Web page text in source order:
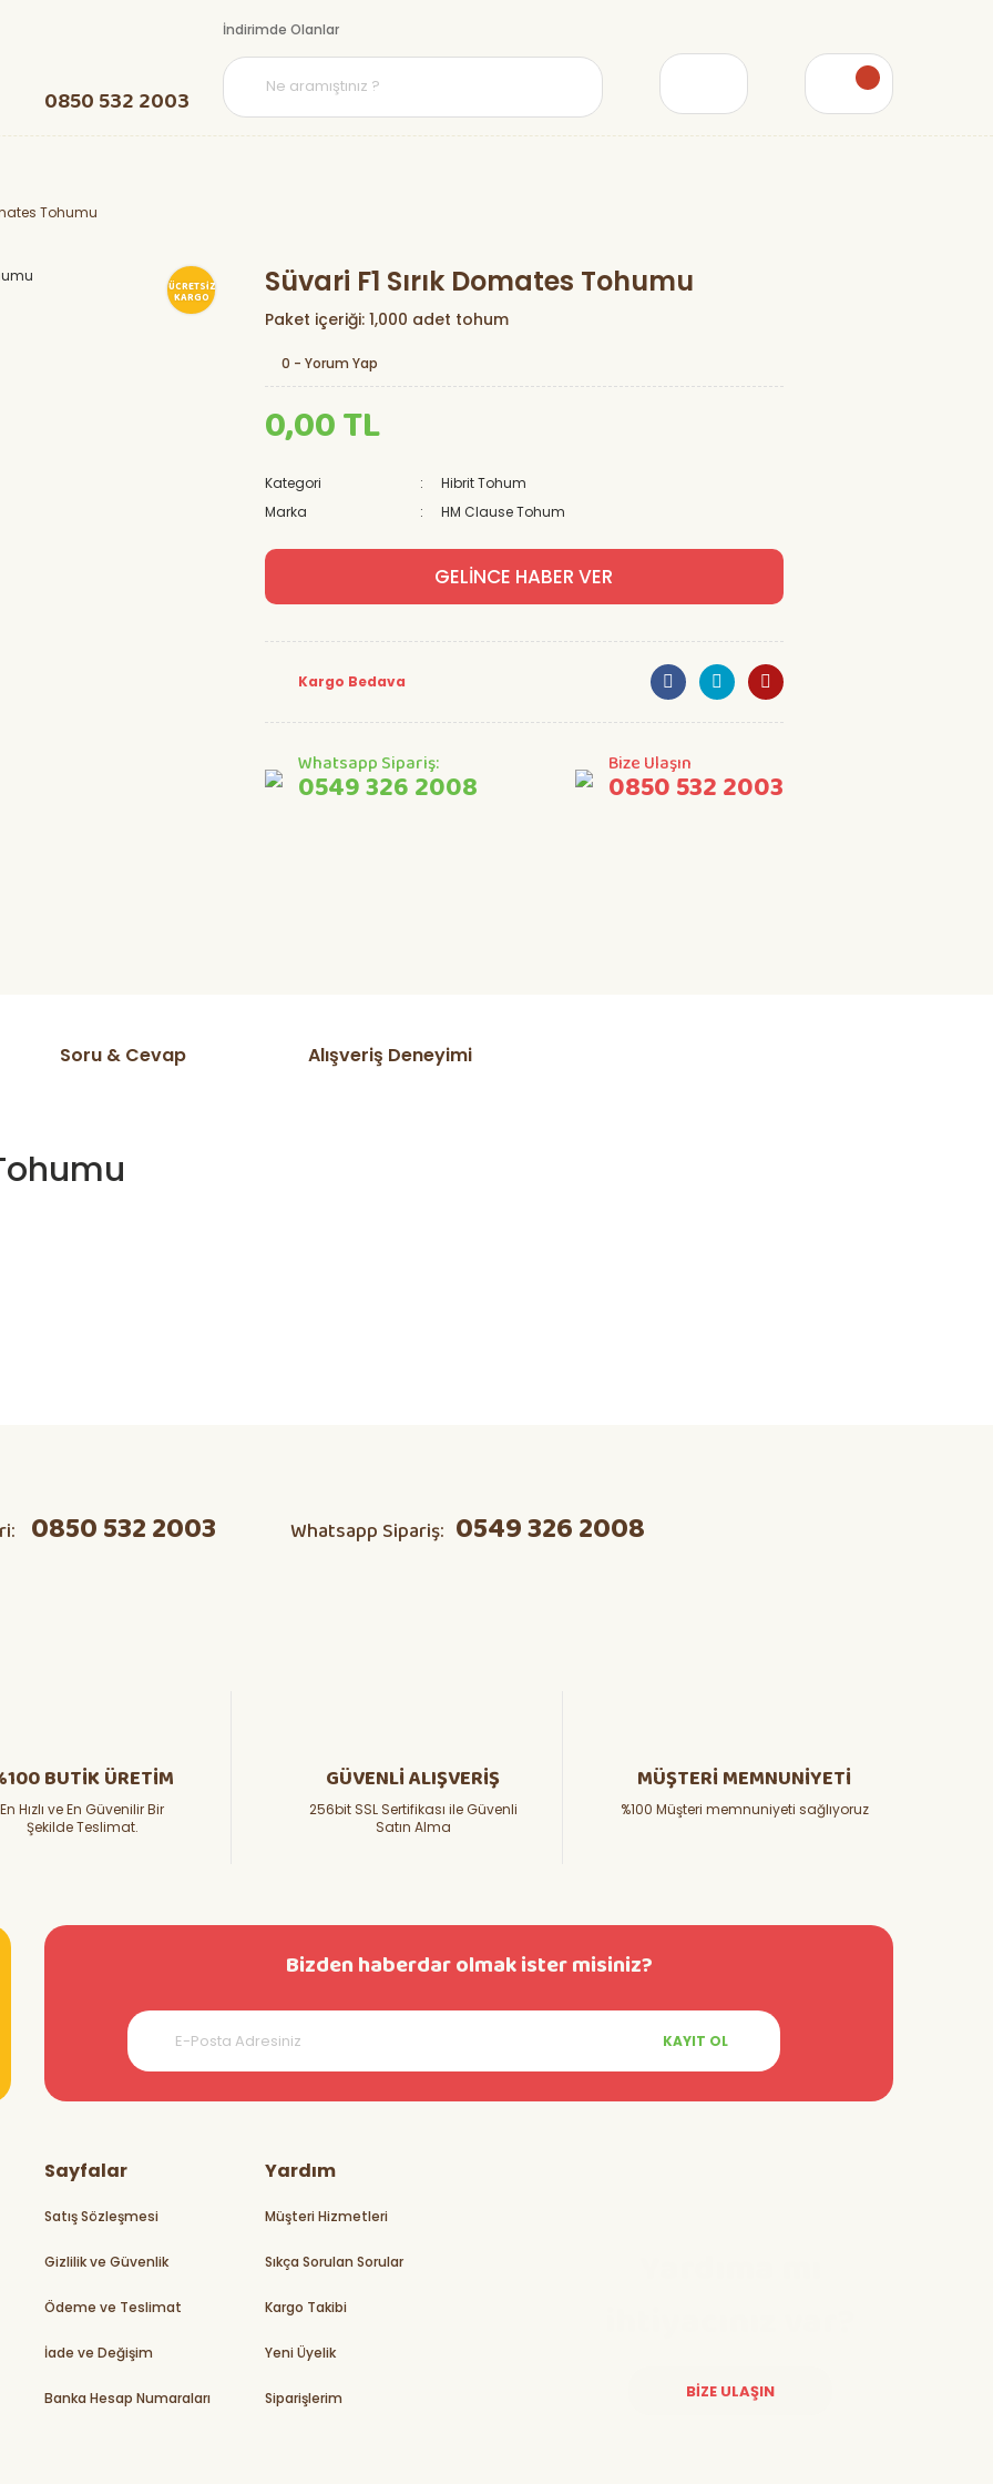
0850 532 2003
İndirimde Olanlar
Tohumu
ÜCRETSİZ
KARGO Süvari F1 Sırık Domates Tohumu
Paket içeriği: 1,000 adet tohum
0 - Yorum Yap
0,00 TL
Kategori
Hibrit Tohum
Marka
HM Clause Tohum
GELİNCE HABER VER
Kargo Bedava
Whatsapp Sipariş:
0549 326 2008
Bize Ulaşın
0850 532 2003
Soru & Cevap Alışveriş Deneyimi
Yorum Yaz
Diğer yorumları göster
0850 532 2003 Whatsapp Sipariş: 0549 326 2008
BUTİK ÜRETİM
En Hızlı ve En Güvenilir Bir
Şekilde Teslimat.
GÜVENLİ ALIŞVERİŞ
256bit SSL Sertifikası ile Güvenli
Satın Alma
MÜŞTERİ MEMNUNİYETİ
%100 Müşteri memnuniyeti sağlıyoruz
Bizden haberdar olmak ister misiniz?
KAYIT OL
Sayfalar
Satış Sözleşmesi
Gizlilik ve Güvenlik
Ödeme ve Teslimat
İade ve Değişim
Banka Hesap Numaraları
Yardım
Müşteri Hizmetleri
Sıkça Sorulan Sorular
Kargo Takibi
Yeni Üyelik
Siparişlerim BİZE ULAŞIN